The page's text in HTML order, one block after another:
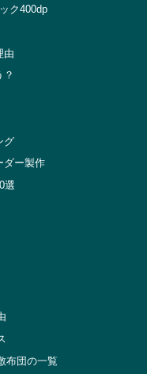
ク400dp
由
？
グ
ダー製作
選
布団の一覧